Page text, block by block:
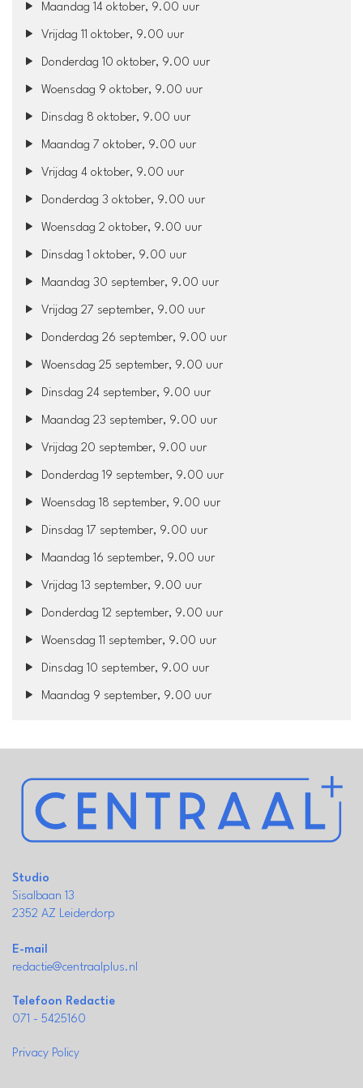
Maandag 14 oktober, 9.00 uur
Vrijdag 11 oktober, 9.00 uur
Donderdag 10 oktober, 9.00 uur
Woensdag 9 oktober, 9.00 uur
Dinsdag 8 oktober, 9.00 uur
Maandag 7 oktober, 9.00 uur
Vrijdag 4 oktober, 9.00 uur
Donderdag 3 oktober, 9.00 uur
Woensdag 2 oktober, 9.00 uur
Dinsdag 1 oktober, 9.00 uur
Maandag 30 september, 9.00 uur
Vrijdag 27 september, 9.00 uur
Donderdag 26 september, 9.00 uur
Woensdag 25 september, 9.00 uur
Dinsdag 24 september, 9.00 uur
Maandag 23 september, 9.00 uur
Vrijdag 20 september, 9.00 uur
Donderdag 19 september, 9.00 uur
Woensdag 18 september, 9.00 uur
Dinsdag 17 september, 9.00 uur
Maandag 16 september, 9.00 uur
Vrijdag 13 september, 9.00 uur
Donderdag 12 september, 9.00 uur
Woensdag 11 september, 9.00 uur
Dinsdag 10 september, 9.00 uur
Maandag 9 september, 9.00 uur
Studio
Sisalbaan 13
2352 AZ Leiderdorp
E-mail
redactie@centraalplus.nl
Telefoon Redactie
071 - 5425160
Privacy Policy